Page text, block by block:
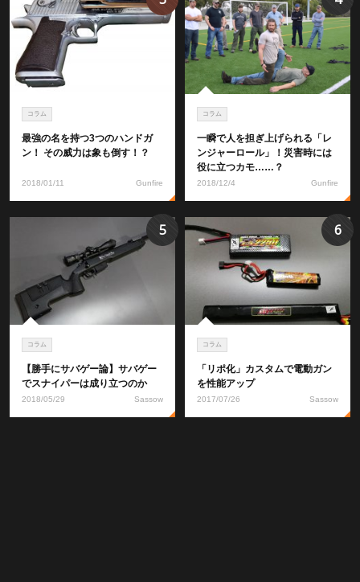
コラム
最強の名を持つ3つのハンドガ
ン！ その威力は象も倒す！？
2018/01/11 Gunfire
コラム
一瞬で人を担ぎ上げられる「レ
ンジャーロール」！災害時には
役に立つカモ……？
2018/12/4 Gunfire
コラム
【勝手にサバゲー論】サバゲー
でスナイパーは成り立つのか
2018/05/29 Sassow
5
コラム
「リポ化」カスタムで電動ガン
を性能アップ
2017/07/26 Sassow
6